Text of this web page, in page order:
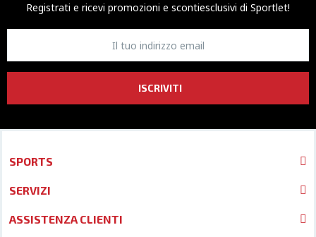
Registrati e ricevi promozioni e scontiesclusivi di Sportlet!
ISCRIVITI
SPORTS
SERVIZI
ASSISTENZA CLIENTI